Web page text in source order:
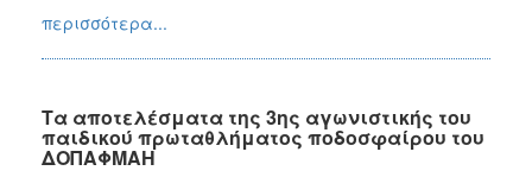
περισσότερα...
Τα αποτελέσματα της 3ης αγωνιστικής του
παιδικού πρωταθλήματος ποδοσφαίρου του
ΔΟΠΑΦΜΑΗ